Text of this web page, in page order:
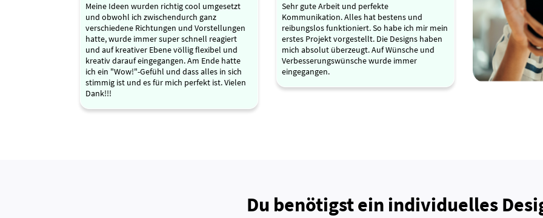
Meine Ideen wurden richtig cool umgesetzt
und obwohl ich zwischendurch ganz
verschiedene Richtungen und Vorstellungen
hatte, wurde immer super schnell reagiert
und auf kreativer Ebene völlig flexibel und
kreativ darauf eingegangen. Am Ende hatte
ich ein "Wow!"-Gefühl und dass alles in sich
stimmig ist und es für mich perfekt ist. Vielen
Dank!!!
Sehr gute Arbeit und perfekte
Kommunikation. Alles hat bestens und
reibungslos funktioniert. So habe ich mir mein
erstes Projekt vorgestellt. Die Designs haben
mich absolut überzeugt. Auf Wünsche und
Verbesserungswünsche wurde immer
eingegangen.
Du benötigst ein individuelles